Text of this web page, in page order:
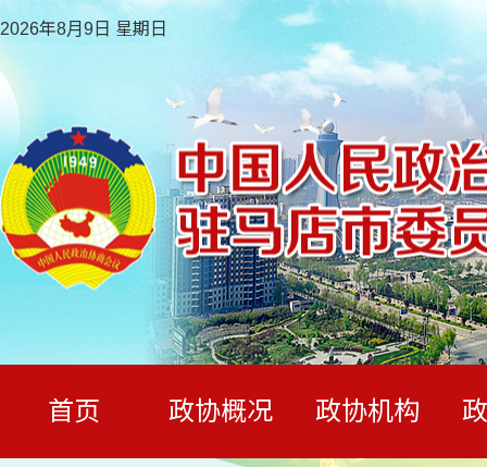
2026年8月9日 星期日
首页 政协概况 政协机构